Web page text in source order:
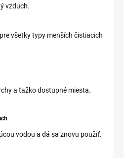
vzduch.
všetky typy menších čistiacich
a ťažko dostupné miesta.
vodou a dá sa znovu použiť.